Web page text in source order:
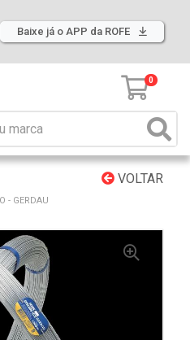
Baixe já o APP da ROFE
0
VOLTAR
- GERDAU